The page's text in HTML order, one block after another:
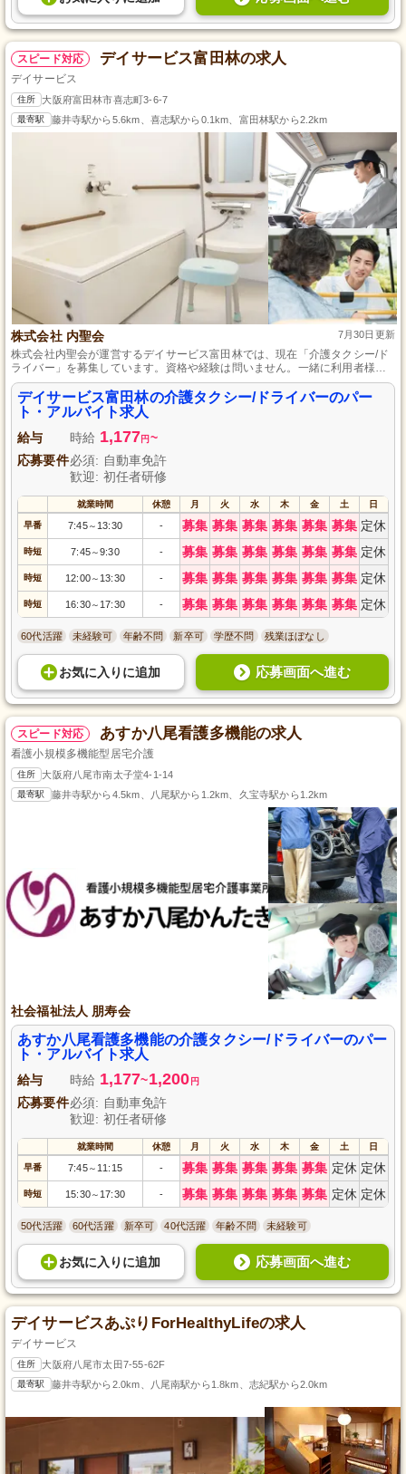
スピード対応 デイサービス富田林の求人
デイサービス
住所 大阪府富田林市喜志町3-6-7
最寄駅 藤井寺駅から5.6km、喜志駅から0.1km、富田林駅から2.2km
株式会社 内聖会 7月30日更新
株式会社内聖会が運営するデイサービス富田林では、現在「介護タクシー/ド
ライバー」を募集しています。資格や経験は問いません。一緒に利用者様の
笑顔を支えるお仕事をしてみませんか？パート・アルバイトの雇用形態で、
あなたのライフスタイルに合わせた働き方が可能です。お気軽にご応募くだ
さい！
デイサービス富田林の介護タクシー/ドライバーのパー
ト・アルバイト求人
給与 時給 1,177円 ~
応募要件必須: 自動車免許
歓迎: 初任者研修
就業時間 休憩 月 火 水 木 金 土 日
早番 7:45～ 13:30 - 募集 募集 募集 募集 募集 募集 定休
時短 7:45～9:30 - 募集 募集 募集 募集 募集 募集 定休
時短 12:00～ 13:30 - 募集 募集 募集 募集 募集 募集 定休
時短 16:30～ 17:30 - 募集 募集 募集 募集 募集 募集 定休
60代活躍 未経験可 年齢不問 新卒可 学歴不問 残業ほぼなし
お気に入り に追加 応募画面へ進む
スピード対応 あすか八尾看護多機能の求人
看護小規模多機能型居宅介護
住所 大阪府八尾市南太子堂4-1-14
最寄駅 藤井寺駅から4.5km、八尾駅から1.2km、久宝寺駅から1.2km
社会福祉法人 朋寿会
あすか八尾看護多機能の介護タクシー/ドライバーのパー
ト・アルバイト求人
給与 時給 1,177~1,200 円
応募要件必須: 自動車免許
歓迎: 初任者研修
就業時間 休憩 月 火 水 木 金 土 日
早番 7:45～ 11:15 - 募集 募集 募集 募集 募集 定休 定休
時短 15:30～ 17:30 - 募集 募集 募集 募集 募集 定休 定休
50代活躍 60代活躍 新卒可 40代活躍 年齢不問 未経験可
お気に入り に追加 応募画面へ進む
デイサービスあぷりForHealthyLifeの求人
デイサービス
住所 大阪府八尾市太田7-55-62F
最寄駅 藤井寺駅から2.0km、八尾南駅から1.8km、志紀駅から2.0km